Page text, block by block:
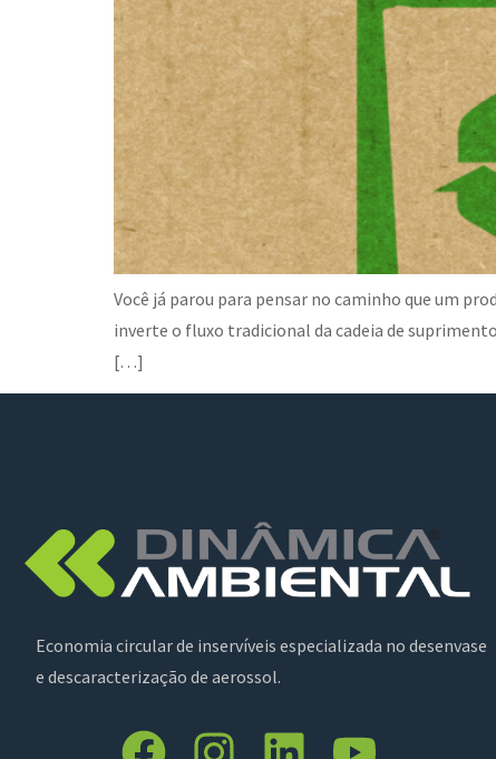
Você já parou para pensar no caminho que um
inverte o fluxo tradicional da cadeia de
[…]
Economia circular de inservíveis especializada no desenvase
e descaracterização de aerossol.